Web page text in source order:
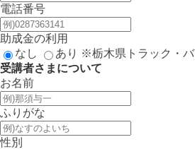
電話番号
助成金の利用
なし
あり ※栃木県トラック・
受講者さまについて
お名前
ふりがな
性別